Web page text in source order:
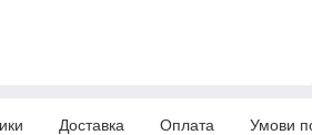
Доставка Оплата Умови